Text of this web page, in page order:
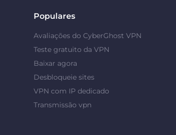
Populares
Avaliações do CyberGhost VPN
Teste gratuito da VPN
Baixar agora
Desbloqueie sites
VPN com IP dedicado
Transmissão vpn